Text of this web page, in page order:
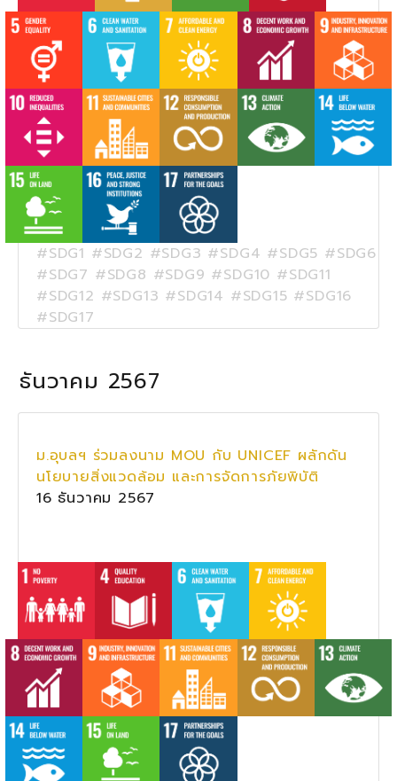
#SDG1 #SDG2 #SDG3 #SDG4 #SDG5 #SDG6
#SDG7 #SDG8 #SDG9 #SDG10 #SDG11
#SDG12 #SDG13 #SDG14 #SDG15 #SDG16
#SDG17
ธันวาคม 2567
ม.อุบลฯ ร่วมลงนาม MOU กับ UNICEF ผลักดัน
นโยบายสิ่งแวดล้อม และการจัดการภัยพิบัติ
16 ธันวาคม 2567